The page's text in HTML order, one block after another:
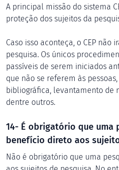
A principal missão do sistema
proteção dos sujeitos da
Caso isso aconteça, o CEP
pesquisa. Os únicos
passíveis de serem iniciados
que não se referem às
bibliográfica, levantamento de
dentre outros.
14- É obrigatório que uma
benefício direto aos
Não é obrigatório que uma